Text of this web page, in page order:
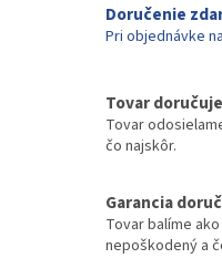
Doručenie
Pri objednávke
Tovar
Tovar
čo najskôr.
Garancia
Tovar balíme
nepoškodený a